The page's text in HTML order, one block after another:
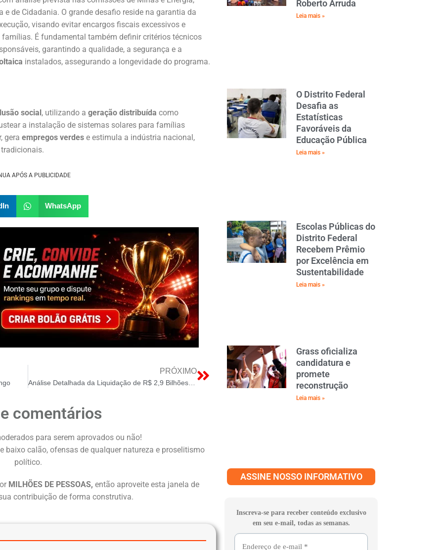
de Cidadania. O grande desafio reside na garantia da
visando evitar encargos fiscais excessivos e
É fundamental também definir critérios técnicos
garantindo a qualidade, a segurança e a
instalados, assegurando a longevidade do programa.
social, utilizando a geração distribuída como
a instalação de sistemas solares para famílias
gera empregos verdes e estimula a indústria nacional,
APÓS A PUBLICIDADE
WhatsApp
PRÓXIMO
comentários
para serem aprovados ou não!
baixo calão, ofensas de qualquer natureza e proselitismo
político.
MILHÕES DE PESSOAS, então aproveite esta janela de
contribuição de forma construtiva.
Roberto Arruda
Leia mais »
O Distrito Federal
Desafia as
Estatísticas
Favoráveis da
Educação Pública
Leia mais »
Escolas Públicas do
Distrito Federal
Recebem Prêmio
por Excelência em
Sustentabilidade
Leia mais »
Grass oficializa
candidatura e
promete
reconstrução
Leia mais »
ASSINE NOSSO INFORMATIVO
Inscreva-se para receber conteúdo exclusivo
em seu e-mail, todas as semanas.